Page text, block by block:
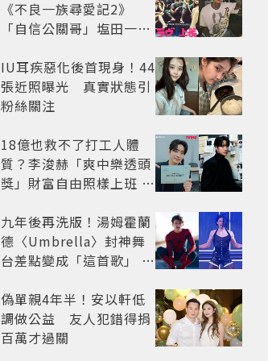
《不良一族尋愛記2》
「自信公關哥」塩田一馬
老闆
IU耳疾惡化後首現身！44
張近照曝光 真實狀態引
粉絲關注
18億也救不了打工人體
質？李浚赫「爽中樂透頭
獎」財富自由照樣上班 西
九年後再洗版！湯姆霍蘭
德〈Umbrella〉封神舞
台差點變成「這首歌」 造
開
偽單親4年半！安以軒低
調做公益 友人犯錯得捐
百萬才過關